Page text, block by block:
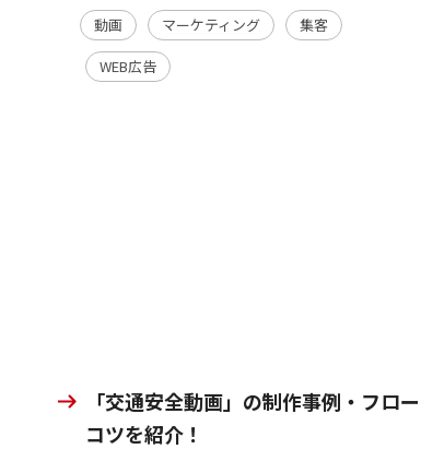
動画 マーケティング
集客
WEB広告
「交通安全動画」の制作事例・フロ
コツを紹介！